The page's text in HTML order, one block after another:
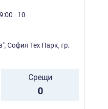
- 10-
София Тех Парк, гр.
Срещи
0